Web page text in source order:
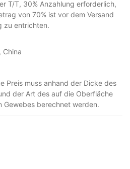
T/T, 30% Anzahlung erforderlich,
von 70% ist vor dem Versand
zu entrichten.
China
Preis muss anhand der Dicke des
der Art des auf die Oberfläche
Gewebes berechnet werden.